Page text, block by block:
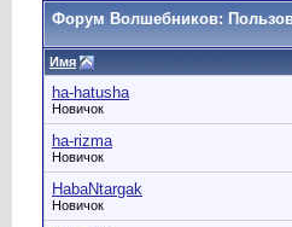
Форум Волшебников:
Имя
ha-hatusha
Новичок
ha-rizma
Новичок
HabaNtargak
Новичок